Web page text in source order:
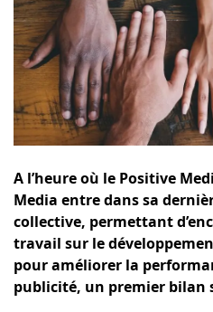
A l’heure où le Positive
Media entre dans sa
collective, permettant
travail sur le
pour améliorer la
publicité, un premier bilan